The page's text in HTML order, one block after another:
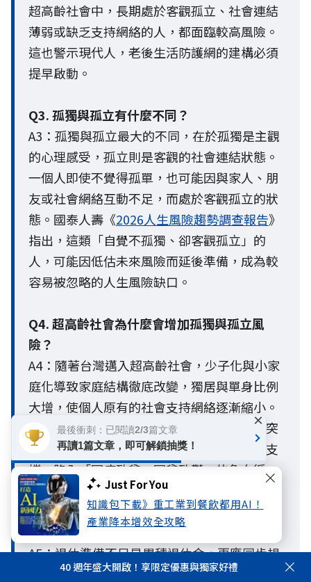
Just For You
知識包下載》重工業到餐飲都用AI！
產業降本增效全攻略
超高齡社會中，長期處於客觀孤立、社會連結
薄弱或缺乏支持網絡的人，都面臨較高風險。
這也警示現代人，老後生活防護網的建構必須
提早啟動。
Q3. 孤獨與孤立有什麼不同？
A3：孤獨與孤立最大的不同，在於孤獨是主觀
的心理感受，孤立則是客觀的社會連結狀態。
一個人即使不覺得孤單，也可能因與家人、朋
友或社會網絡互動不足，而處於客觀孤立的狀
態。國泰人壽《2026人生風險趨勢調查報告》
指出，這類「自覺不孤獨、卻客觀孤立」的
人，可能因低估未來風險而延後準備，成為較
容易被忽略的人生風險缺口。
Q4. 超高齡社會為什麼會增加孤獨與孤立風
險？
A4：隨著台灣邁入超高齡社會，少子化與小家
庭化導致家庭結構徹底改變，獨居與單身比例
大增，使個人原有的社會支持網絡逐漸縮小。
當人際互動與外部支援減少，個人一旦面臨突
發的健康或財務危機，極易因缺乏社會網絡支
撐，陷入「因病致貧、因貧致鬱」的負向循
環，放大整體人生風險。
Q5. 退休除了存退休金，還要準備什麼？
A5：退休準備不只是累積退休金，更應同步規
劃健康管理、醫療與長照需求，以及建立穩定
40 週年盛大開啟！享限定優惠與獨家好禮
最後衝刺：已閱讀2/3篇文章
再讀1篇文章，即可解鎖抽獎！
×